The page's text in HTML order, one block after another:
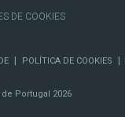
DE COOKIES
POLÍTICA DE COOKIES
Portugal 2026